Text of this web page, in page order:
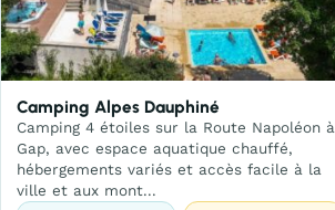
Camping Alpes Dauphiné
Camping 4 étoiles sur la Route Napoléon à
Gap, avec espace aquatique chauffé,
hébergements variés et accès facile à la
ville et aux mont...